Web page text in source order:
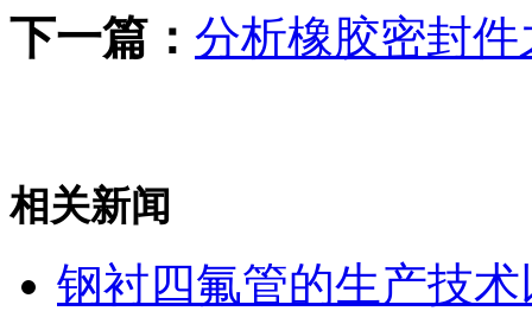
下一篇： 分析橡胶密封
相关新闻
钢衬四氟管的生产技